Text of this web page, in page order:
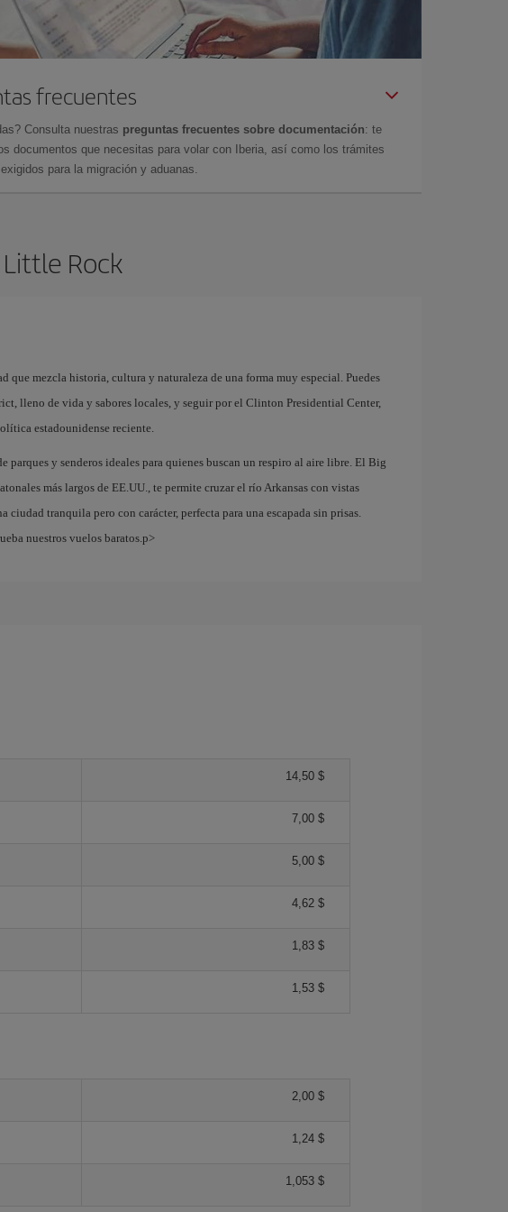
frecuentes
Consulta nuestras preguntas frecuentes sobre documentación: te
documentos que necesitas para volar con Iberia, así como los trámites
para la migración y aduanas.
Rock
que mezcla historia, cultura y naturaleza de una forma muy especial. Puedes
lleno de vida y sabores locales, y seguir por el Clinton Presidential Center,
estadounidense reciente.
parques y senderos ideales para quienes buscan un respiro al aire libre. El Big
más largos de EE.UU., te permite cruzar el río Arkansas con vistas
ciudad tranquila pero con carácter, perfecta para una escapada sin prisas.
nuestros vuelos baratos.p>
14,50 $
7,00 $
5,00 $
4,62 $
1,83 $
1,53 $
2,00 $
1,24 $
1,053 $